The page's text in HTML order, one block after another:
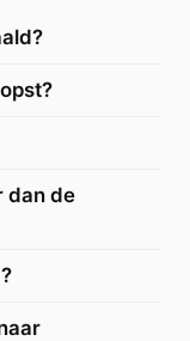
dan de